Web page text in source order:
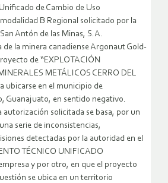
de Cambio de Uso
B Regional solicitado por la
Antón de las Minas, S.A.
de la minera canadiense Argonaut Gold-
de “EXPLOTACIÓN
METÁLICOS CERRO DEL
ubicarse en el municipio de
Guanajuato, en sentido negativo.
autorización solicitada se basa, por un
serie de inconsistencias,
detectadas por la autoridad en el
TÉCNICO UNIFICADO
y por otro, en que el proyecto
se ubica en un territorio